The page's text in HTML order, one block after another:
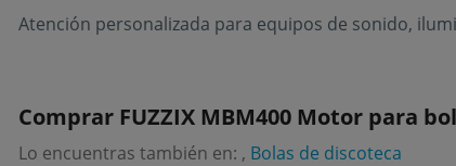
Atención personalizada para equipos de sonido,
Comprar FUZZIX MBM400 Motor para
Lo encuentras también en: , Bolas de discoteca